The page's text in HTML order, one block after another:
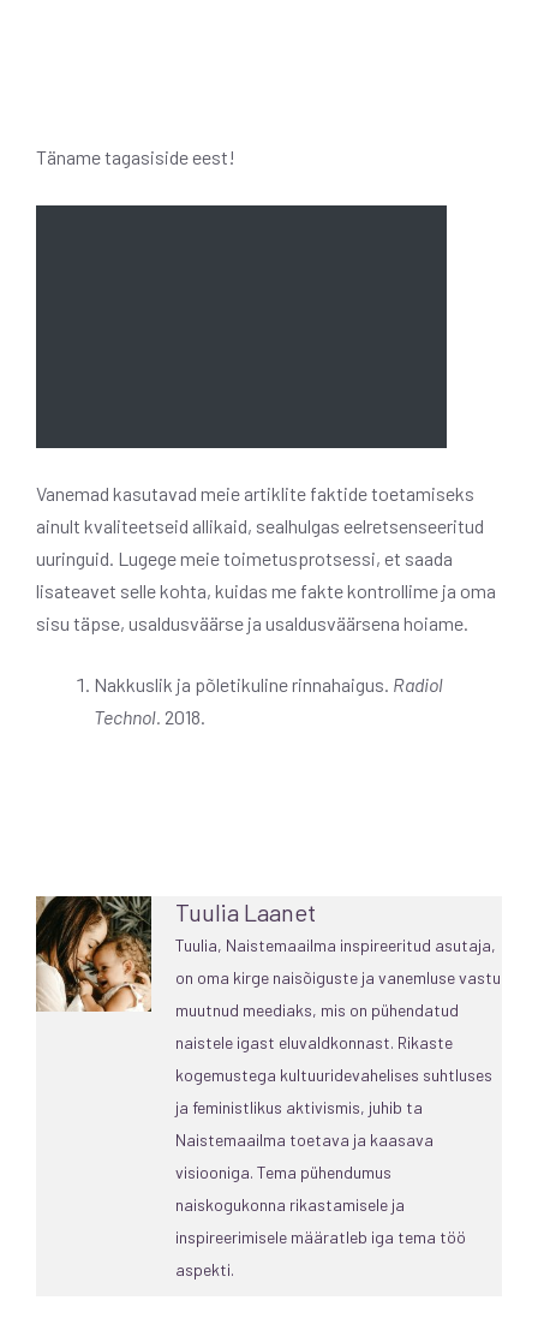
Täname tagasiside eest!
Vanemad kasutavad meie artiklite faktide toetamiseks
ainult kvaliteetseid allikaid, sealhulgas eelretsenseeritud
uuringuid. Lugege meie toimetusprotsessi, et saada
lisateavet selle kohta, kuidas me fakte kontrollime ja oma
sisu täpse, usaldusväärse ja usaldusväärsena hoiame.
Nakkuslik ja põletikuline rinnahaigus. Radiol
Technol. 2018.
Tuulia Laanet
Tuulia, Naistemaailma inspireeritud asutaja,
on oma kirge naisõiguste ja vanemluse vastu
muutnud meediaks, mis on pühendatud
naistele igast eluvaldkonnast. Rikaste
kogemustega kultuuridevahelises suhtluses
ja feministlikus aktivismis, juhib ta
Naistemaailma toetava ja kaasava
visiooniga. Tema pühendumus
naiskogukonna rikastamisele ja
inspireerimisele määratleb iga tema töö
aspekti.